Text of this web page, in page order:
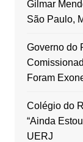
Gilmar
São Paulo,
Governo do
Foram
Colégio do
“Ainda
UERJ